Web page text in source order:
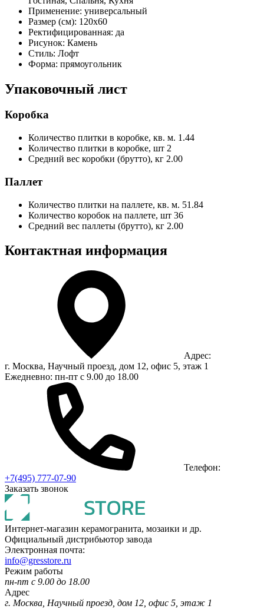
Применение: универсальный
Размер (см): 120x60
Ректифицированная: да
Рисунок: Камень
Стиль: Лофт
Форма: прямоугольник
Упаковочный лист
Коробка
Количество плитки в коробке, кв. м. 1.44
Количество плитки в коробке, шт 2
Средний вес коробки (брутто), кг 2.00
Паллет
Количество плитки на паллете, кв. м. 51.84
Количество коробок на паллете, шт 36
Средний вес паллеты (брутто), кг 2.00
Контактная информация
Адрес:
г. Москва, Научный проезд, дом 12, офис 5, этаж 1
Ежедневно: пн-пт с 9.00 до 18.00
Телефон:
+7(495) 777-07-90
Заказать звонок
Интернет-магазин керамогранита, мозаики и др.
Официальный дистрибьютор завода
Электронная почта:
info@gresstore.ru
Режим работы
пн-пт с 9.00 до 18.00
Адрес
г. Москва, Научный проезд, дом 12, офис 5, этаж 1